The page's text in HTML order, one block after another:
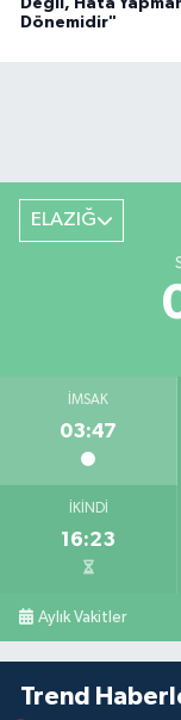
Dönemidir"
ELAZIĞ
İMSAK
03:47
İKINDI
16:23
Aylık Vakitler
Trend